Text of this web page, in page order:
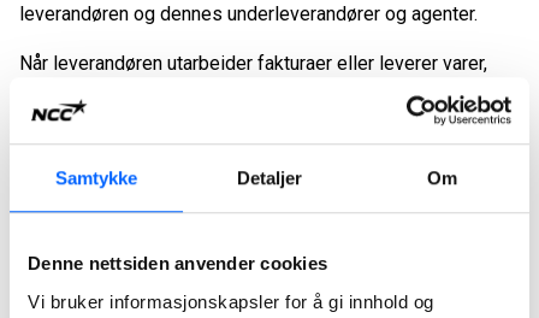
Samtykke Detaljer Om
Denne nettsiden anvender cookies
Vi bruker informasjonskapsler for å gi innhold og
leverandøren og dennes underleverandører og agenter.
Når leverandøren utarbeider fakturaer eller leverer varer,
arbeidskraft eller tjenester, eller leverandøren aksepterer
NCCs innkjøpsordrer, skal dette tolkes som en løpende
leverandører blir fulgt.
virksomhet følger fremgangsmåtene og prinsippene som
er angitt i NCCs atferdsregler for leverandører.